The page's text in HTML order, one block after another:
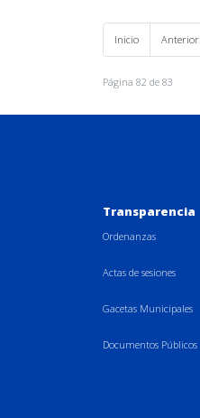
Inicio Anterior
Página 82 de 83
Transparencia
Ordenanzas
Actas de sesiones
Gacetas Municipales
Documentos Públicos